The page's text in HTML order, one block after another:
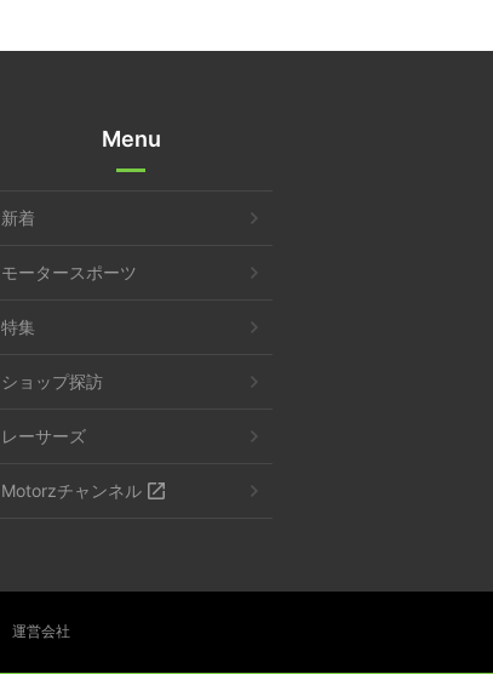
Menu
新着
モータースポーツ
特集
ショップ探訪
レーサーズ
Motorzチャンネル
運営会社